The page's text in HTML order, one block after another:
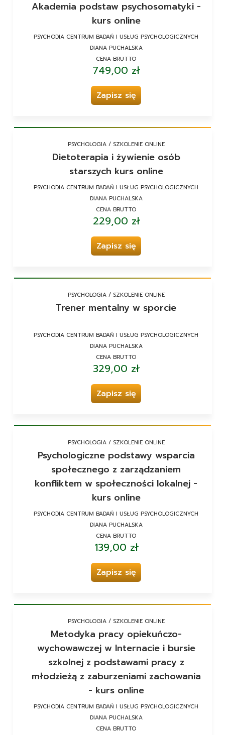
Akademia podstaw psychosomatyki -
kurs online
PSYCHODIA CENTRUM BADAŃ I USŁUG PSYCHOLOGICZNYCH
DIANA PUCHALSKA
CENA BRUTTO
749,00 zł
Zapisz się
PSYCHOLOGIA / SZKOLENIE ONLINE
Dietoterapia i żywienie osób
starszych kurs online
PSYCHODIA CENTRUM BADAŃ I USŁUG PSYCHOLOGICZNYCH
DIANA PUCHALSKA
CENA BRUTTO
229,00 zł
Zapisz się
PSYCHOLOGIA / SZKOLENIE ONLINE
Trener mentalny w sporcie
PSYCHODIA CENTRUM BADAŃ I USŁUG PSYCHOLOGICZNYCH
DIANA PUCHALSKA
CENA BRUTTO
329,00 zł
Zapisz się
PSYCHOLOGIA / SZKOLENIE ONLINE
Psychologiczne podstawy wsparcia
społecznego z zarządzaniem
konfliktem w społeczności lokalnej -
kurs online
PSYCHODIA CENTRUM BADAŃ I USŁUG PSYCHOLOGICZNYCH
DIANA PUCHALSKA
CENA BRUTTO
139,00 zł
Zapisz się
PSYCHOLOGIA / SZKOLENIE ONLINE
Metodyka pracy opiekuńczo-
wychowawczej w Internacie i bursie
szkolnej z podstawami pracy z
młodzieżą z zaburzeniami zachowania
- kurs online
PSYCHODIA CENTRUM BADAŃ I USŁUG PSYCHOLOGICZNYCH
DIANA PUCHALSKA
CENA BRUTTO